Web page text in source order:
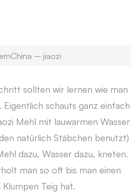
– jiaozi
sollten wir lernen wie man
schauts ganz einfach
Mehl mit lauwarmen Wasser
natürlich Stäbchen benutzt)
dazu, Wasser dazu, kneten.
man so oft bis man einen
Klumpen Teig hat.